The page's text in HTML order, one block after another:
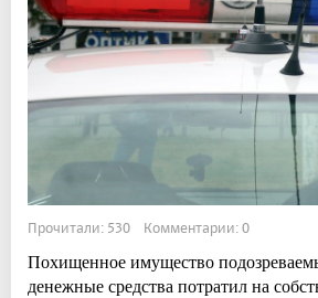
Прочитали: 530 Комментарии: 0
Похищенное имущество
денежные средства потратил на